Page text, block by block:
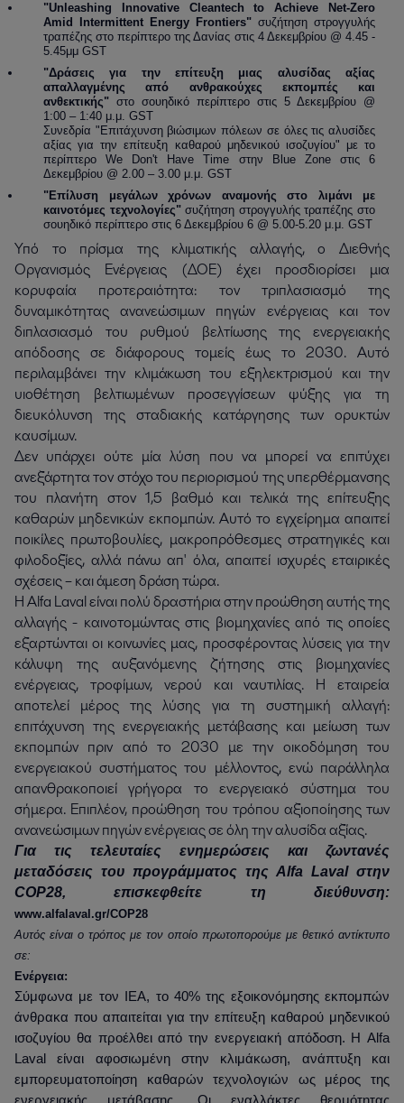
"Unleashing Innovative Cleantech to Achieve Net-Zero
Amid Intermittent Energy Frontiers" συζήτηση στρογγυλής
τραπέζης στο περίπτερο της Δανίας στις 4 Δεκεμβρίου @ 4.45 -
5.45μμ GST
"Δράσεις για την επίτευξη μιας αλυσίδας αξίας
απαλλαγμένης από ανθρακούχες εκπομπές και
ανθεκτικής" στο σουηδικό περίπτερο στις 5 Δεκεμβρίου @
1:00 – 1:40 μ.μ. GST
Συνεδρία "Επιτάχυνση βιώσιμων πόλεων σε όλες τις αλυσίδες
αξίας για την επίτευξη καθαρού μηδενικού ισοζυγίου" με το
περίπτερο We Don't Have Time στην Blue Zone στις 6
Δεκεμβρίου @ 2.00 – 3.00 μ.μ. GST
"Επίλυση μεγάλων χρόνων αναμονής στο λιμάνι με
καινοτόμες τεχνολογίες"συζήτηση στρογγυλής τραπέζης στο
σουηδικό περίπτερο στις 6 Δεκεμβρίου 6 @ 5.00-5.20 μ.μ. GST
Υπό το πρίσμα της κλιματικής αλλαγής, ο Διεθνής
Οργανισμός Ενέργειας (ΔΟΕ) έχει προσδιορίσει μια
κορυφαία προτεραιότητα: τον τριπλασιασμό της
δυναμικότητας ανανεώσιμων πηγών ενέργειας και τον
διπλασιασμό του ρυθμού βελτίωσης της ενεργειακής
απόδοσης σε διάφορους τομείς έως το 2030. Αυτό
περιλαμβάνει την κλιμάκωση του εξηλεκτρισμού και την
υιοθέτηση βελτιωμένων προσεγγίσεων ψύξης για τη
διευκόλυνση της σταδιακής κατάργησης των ορυκτών
καυσίμων.
Δεν υπάρχει ούτε μία λύση που να μπορεί να επιτύχει
ανεξάρτητα τον στόχο του περιορισμού της υπερθέρμανσης
του πλανήτη στον 1,5 βαθμό και τελικά της επίτευξης
καθαρών μηδενικών εκπομπών. Αυτό το εγχείρημα απαιτεί
ποικίλες πρωτοβουλίες, μακροπρόθεσμες στρατηγικές και
φιλοδοξίες, αλλά πάνω απ' όλα, απαιτεί ισχυρές εταιρικές
σχέσεις – και άμεση δράση τώρα.
Η Alfa Laval είναι πολύ δραστήρια στην προώθηση αυτής της
αλλαγής - καινοτομώντας στις βιομηχανίες από τις οποίες
εξαρτώνται οι κοινωνίες μας, προσφέροντας λύσεις για την
κάλυψη της αυξανόμενης ζήτησης στις βιομηχανίες
ενέργειας, τροφίμων, νερού και ναυτιλίας. Η εταιρεία
αποτελεί μέρος της λύσης για τη συστημική αλλαγή:
επιτάχυνση της ενεργειακής μετάβασης και μείωση των
εκπομπών πριν από το 2030 με την οικοδόμηση του
ενεργειακού συστήματος του μέλλοντος, ενώ παράλληλα
απανθρακοποιεί γρήγορα το ενεργειακό σύστημα του
σήμερα. Επιπλέον, προώθηση του τρόπου αξιοποίησης των
ανανεώσιμων πηγών ενέργειας σε όλη την αλυσίδα αξίας.
Για τις τελευταίες ενημερώσεις και ζωντανές
μεταδόσεις του προγράμματος της Alfa Laval στην
COP28, επισκεφθείτε τη διεύθυνση:
www.alfalaval.gr/COP28
Αυτός είναι ο τρόπος με τον οποίο πρωτοπορούμε με θετικό αντίκτυπο
σε:
Ενέργεια:
Σύμφωνα με τον IEA, το 40% της εξοικονόμησης εκπομπών
άνθρακα που απαιτείται για την επίτευξη καθαρού μηδενικού
ισοζυγίου θα προέλθει από την ενεργειακή απόδοση. Η Alfa
Laval είναι αφοσιωμένη στην κλιμάκωση, ανάπτυξη και
εμπορευματοποίηση καθαρών τεχνολογιών ως μέρος της